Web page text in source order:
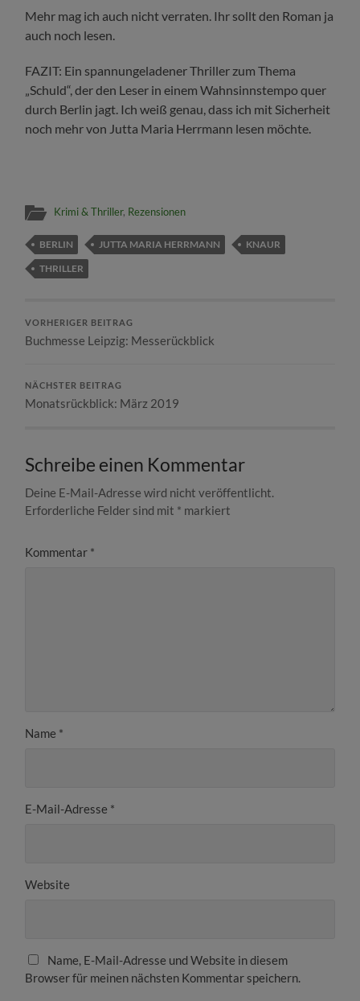
Mehr mag ich auch nicht verraten. Ihr sollt den Roman ja
auch noch lesen.
FAZIT: Ein spannungeladener Thriller zum Thema
„Schuld“, der den Leser in einem Wahnsinnstempo quer
durch Berlin jagt. Ich weiß genau, dass ich mit Sicherheit
noch mehr von Jutta Maria Herrmann lesen möchte.
Krimi & Thriller, Rezensionen
BERLIN JUTTA MARIA HERRMANN
KNAUR
THRILLER
VORHERIGER BEITRAG
Buchmesse Leipzig: Messerückblick
NÄCHSTER BEITRAG
Monatsrückblick: März 2019
Schreibe einen Kommentar
Deine E-Mail-Adresse wird nicht veröffentlicht.
Erforderliche Felder sind mit * markiert
Kommentar *
Name *
E-Mail-Adresse *
Website
Name, E-Mail-Adresse und Website in diesem
Browser für meinen nächsten Kommentar speichern.